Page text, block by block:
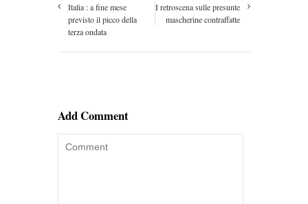
Italia : a fine mese
previsto il picco della
terza ondata
I retroscena sulle presunte
mascherine contraffatte
Add Comment